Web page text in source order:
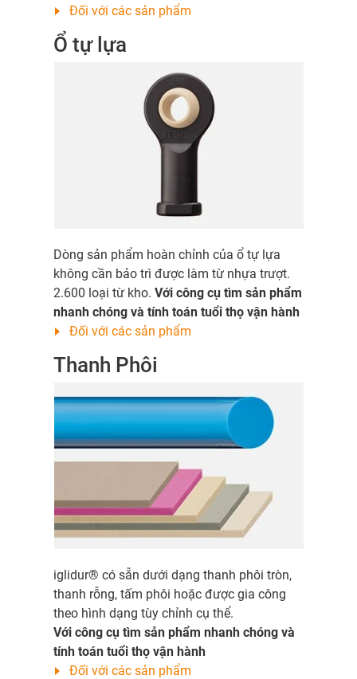
Đối với các sản phẩm
Ổ tự lựa
Dòng sản phẩm hoàn chỉnh của ổ tự lựa
không cần bảo trì được làm từ nhựa trượt.
2.600 loại từ kho. Với công cụ tìm sản phẩm
nhanh chóng và tính toán tuổi thọ vận hành
Đối với các sản phẩm
Thanh Phôi
iglidur® có sẵn dưới dạng thanh phôi tròn,
thanh rỗng, tấm phôi hoặc được gia công
theo hình dạng tùy chỉnh cụ thể.
Với công cụ tìm sản phẩm nhanh chóng và
tính toán tuổi thọ vận hành
Đối với các sản phẩm